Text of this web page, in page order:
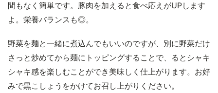
間もなく簡単です。豚肉を加えると食べ応えがUPします
よ。栄養バランスも◎。
野菜を麺と一緒に煮込んでもいいのですが、別に野菜だけ
さっと炒めてから麺にトッピングすることで、るとシャキ
シャキ感を楽しむことができ美味しく仕上がります。お好
みで黒こしょうをかけてお召し上がりください。